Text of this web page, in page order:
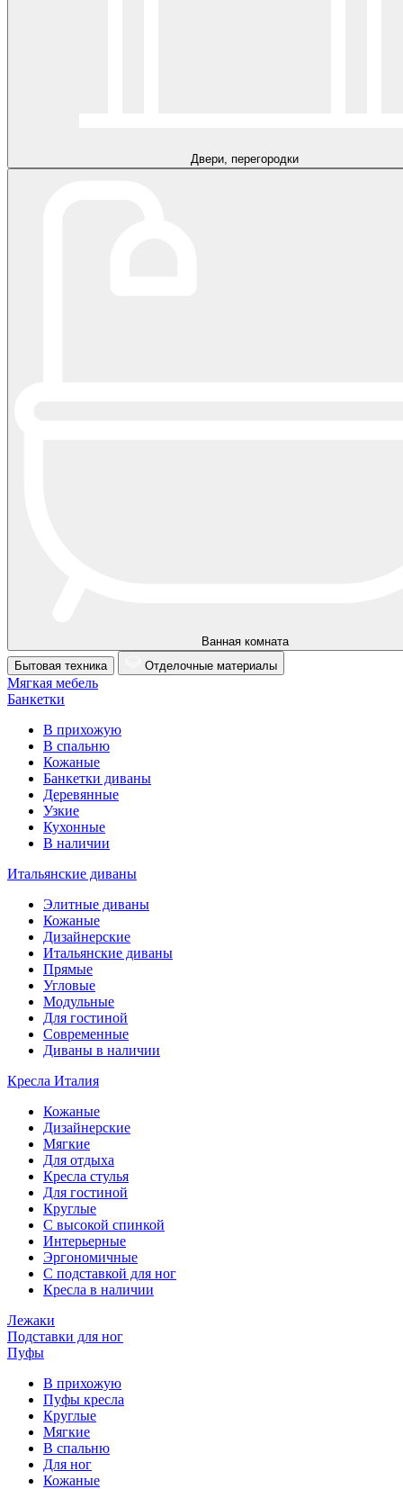
Двери, перегородки
Ванная комната
Бытовая техника
Отделочные материалы
Мягкая мебель
Банкетки
В прихожую
В спальню
Кожаные
Банкетки диваны
Деревянные
Узкие
Кухонные
В наличии
Итальянские диваны
Элитные диваны
Кожаные
Дизайнерские
Итальянские диваны
Прямые
Угловые
Модульные
Для гостиной
Современные
Диваны в наличии
Кресла Италия
Кожаные
Дизайнерские
Мягкие
Для отдыха
Кресла стулья
Для гостиной
Круглые
С высокой спинкой
Интерьерные
Эргономичные
С подставкой для ног
Кресла в наличии
Лежаки
Подставки для ног
Пуфы
В прихожую
Пуфы кресла
Круглые
Мягкие
В спальню
Для ног
Кожаные